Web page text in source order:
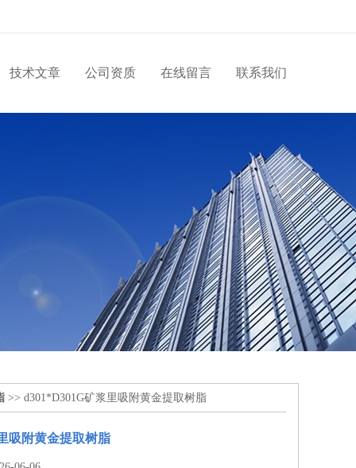
技术文章 公司资质 在线留言 联系我们
>> d301*D301G矿浆里吸附黄金提取树脂
吸附黄金提取树脂